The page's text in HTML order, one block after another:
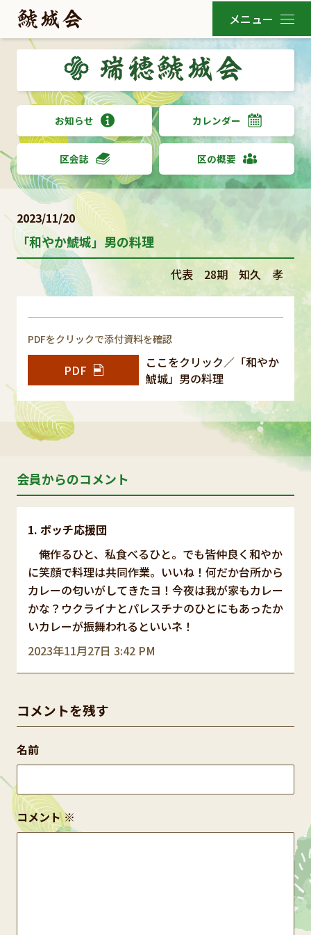
お知らせ カレンダー
区会誌 区の概要
2023/11/20
「和やか鯱城」男の料理
代表 28期 知久 孝
PDFをクリックで添付資料を確認
PDF
ここをクリック／「和やか
鯱城」男の料理
会員からのコメント
ボッチ応援団
2023年11月27日 3:42 PM
俺作るひと、私食べるひと。でも皆仲良く和やか
に笑顔で料理は共同作業。いいね！何だか台所から
カレーの匂いがしてきたヨ！今夜は我が家もカレー
かな？ウクライナとパレスチナのひとにもあったか
いカレーが振舞われるといいネ！
コメントを残す
コメント※
名前